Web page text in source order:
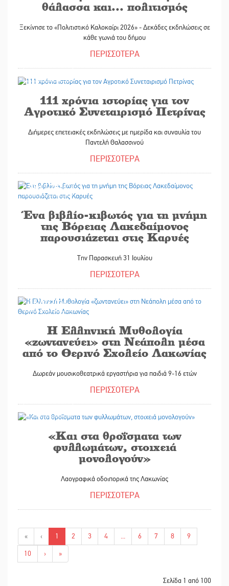
θάλασσα και... πολιτισμός
Ξεκίνησε το «Πολιτιστικό Καλοκαίρι 2026» - Δεκάδες εκδηλώσεις σε
κάθε γωνιά του δήμου
ΠΕΡΙΣΣΟΤΕΡΑ
111 χρόνια ιστορίας για τον
Αγροτικό Συνεταιρισμό Πετρίνας
Διήμερες επετειακές εκδηλώσεις με ημερίδα και συναυλία του
Παντελή Θαλασσινού
ΠΕΡΙΣΣΟΤΕΡΑ
28/07/2026
Ένα βιβλίο-κιβωτός για τη μνήμη
της Βόρειας Λακεδαίμονος
παρουσιάζεται στις Καρυές
Την Παρασκευή 31 Ιουλίου
ΠΕΡΙΣΣΟΤΕΡΑ
28/07/2026
Η Ελληνική Μυθολογία
«ζωντανεύει» στη Νεάπολη μέσα
από το Θερινό Σχολείο Λακωνίας
Δωρεάν μουσικοθεατρικά εργαστήρια για παιδιά 9-16 ετών
ΠΕΡΙΣΣΟΤΕΡΑ
«Και στα θροΐσματα των
φυλλωμάτων, στοιχειά
μονολογούν»
Λαογραφικά οδοιπορικά της Λακωνίας
ΠΕΡΙΣΣΟΤΕΡΑ
« ‹ 1 2 3 4 ... 6 7 8
9
10
› »
Σελίδα 1 από 100